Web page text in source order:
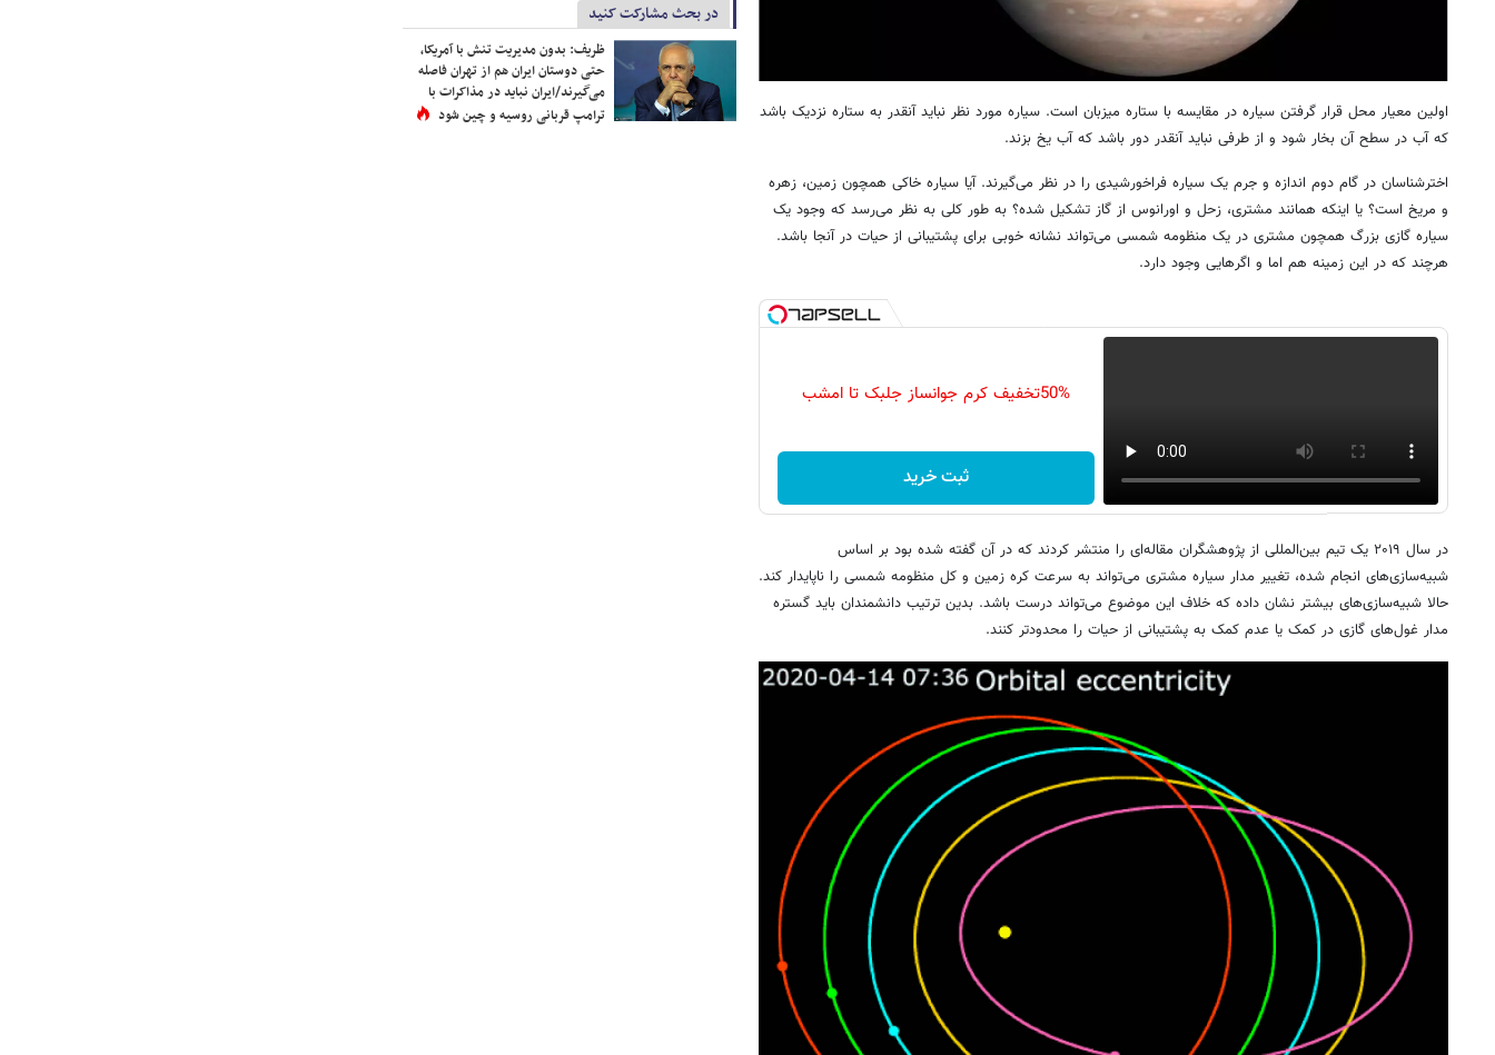
اولین معیار محل قرار گرفتن سیاره در مقایسه با ستاره میزبان است. سیاره مورد نظر نباید آنقدر به ستاره نزدیک باشد
که آب در سطح آن بخار شود و از طرفی نباید آنقدر دور باشد که آب یخ بزند.
اخترشناسان در گام دوم اندازه و جرم یک سیاره فراخورشیدی را در نظر می‌گیرند. آیا سیاره خاکی همچون زمین، زهره
و مریخ است؟ یا اینکه همانند مشتری، زحل و اورانوس از گاز تشکیل شده؟ به طور کلی به نظر می‌رسد که وجود یک
سیاره گازی بزرگ همچون مشتری در یک منظومه شمسی می‌تواند نشانه خوبی برای پشتیبانی از حیات در آنجا باشد.
هرچند که در این زمینه هم اما و اگرهایی وجود دارد.
50%تخفیف کرم جوانساز جلبک تا امشب
ثبت خرید
در سال ۲۰۱۹ یک تیم بین‌المللی از پژوهشگران مقاله‌ای را منتشر کردند که در آن گفته شده بود بر اساس
شبیه‌سازی‌های انجام شده، تغییر مدار سیاره مشتری می‌تواند به سرعت کره زمین و کل منظومه شمسی را ناپایدار کند.
حالا شبیه‌سازی‌های بیشتر نشان داده که خلاف این موضوع می‌تواند درست باشد. بدین ترتیب دانشمندان باید گستره
مدار غول‌های گازی در کمک یا عدم کمک به پشتیبانی از حیات را محدودتر کنند.
در بحث مشارکت کنید
ظریف: بدون مدیریت تنش با آمریکا،
حتی دوستان ایران هم از تهران فاصله
می‌گیرند/ایران نباید در مذاکرات با
ترامپ قربانی روسیه و چین شود